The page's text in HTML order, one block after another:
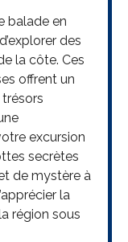
balade en
des
la côte. Ces
offrent un
excursion
secrètes
de mystère à
la
région sous